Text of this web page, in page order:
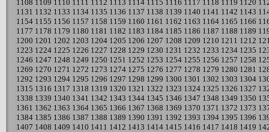
1108 1109 1110 1111 1112 1113 1114 1115 1116 1117 1118 1119 1120
1131 1132 1133 1134 1135 1136 1137 1138 1139 1140 1141 1142 1143
1154 1155 1156 1157 1158 1159 1160 1161 1162 1163 1164 1165 1166
1177 1178 1179 1180 1181 1182 1183 1184 1185 1186 1187 1188 1189
1200 1201 1202 1203 1204 1205 1206 1207 1208 1209 1210 1211 1212
1223 1224 1225 1226 1227 1228 1229 1230 1231 1232 1233 1234 1235
1246 1247 1248 1249 1250 1251 1252 1253 1254 1255 1256 1257 1258
1269 1270 1271 1272 1273 1274 1275 1276 1277 1278 1279 1280 1281
1292 1293 1294 1295 1296 1297 1298 1299 1300 1301 1302 1303 1304
1315 1316 1317 1318 1319 1320 1321 1322 1323 1324 1325 1326 1327
1338 1339 1340 1341 1342 1343 1344 1345 1346 1347 1348 1349 1350
1361 1362 1363 1364 1365 1366 1367 1368 1369 1370 1371 1372 1373
1384 1385 1386 1387 1388 1389 1390 1391 1392 1393 1394 1395 1396
1407 1408 1409 1410 1411 1412 1413 1414 1415 1416 1417 1418 1419